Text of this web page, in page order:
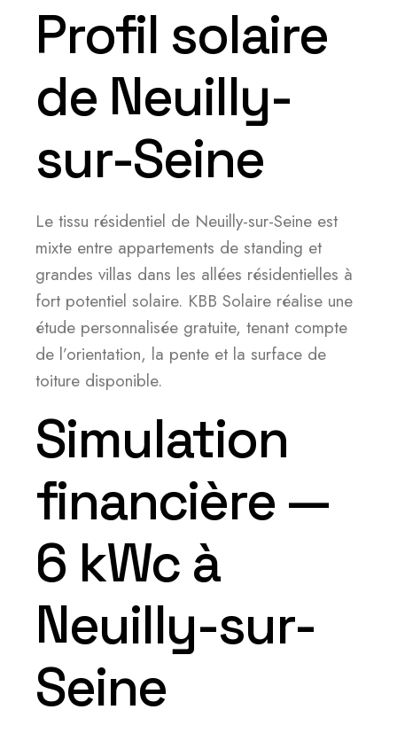
Profil solaire
de Neuilly-
sur-Seine
Le tissu résidentiel de Neuilly-sur-Seine est
mixte entre appartements de standing et
grandes villas dans les allées résidentielles à
fort potentiel solaire. KBB Solaire réalise une
étude personnalisée gratuite, tenant compte
de l’orientation, la pente et la surface de
toiture disponible.
Simulation
financière —
6 kWc à
Neuilly-sur-
Seine